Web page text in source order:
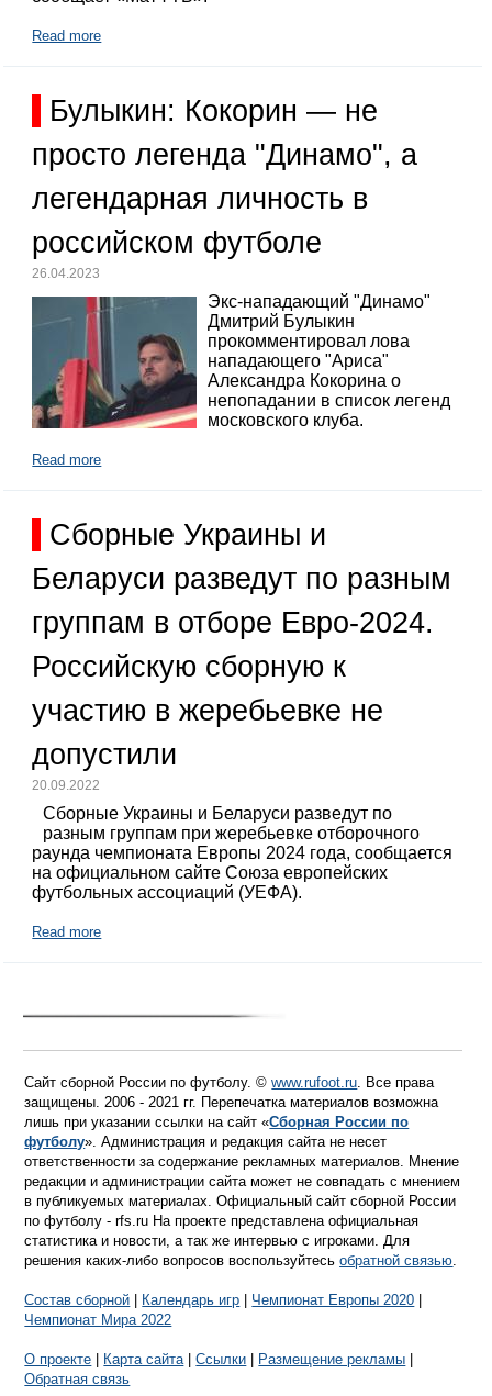
Read more
Булыкин: Кокорин — не
просто легенда "Динамо", а
легендарная личность в
российском футболе
26.04.2023
Экс-нападающий "Динамо"
Дмитрий Булыкин
прокомментировал лова
нападающего "Ариса"
Александра Кокорина о
непопадании в список легенд
московского клуба.
Read more
Сборные Украины и
Беларуси разведут по разным
группам в отборе Евро-2024.
Российскую сборную к
участию в жеребьевке не
допустили
20.09.2022
Сборные Украины и Беларуси разведут по
разным группам при жеребьевке отборочного
раунда чемпионата Европы 2024 года, сообщается
на официальном сайте Союза европейских
футбольных ассоциаций (УЕФА).
Read more
Сайт сборной России по футболу. ©www.rufoot.ru. Все права
защищены. 2006 - 2021 гг. Перепечатка материалов возможна
лишь при указании ссылки на сайт «Сборная России по
футболу». Администрация и редакция сайта не несет
ответственности за содержание рекламных материалов. Мнение
редакции и администрации сайта может не совпадать с мнением
в публикуемых материалах. Официальный сайт сборной России
по футболу - rfs.ru На проекте представлена официальная
статистика и новости, а так же интервью с игроками. Для
решения каких-либо вопросов воспользуйтесьобратной связью.
Состав сборной Календарь игр Чемпионат Европы 2020
Чемпионат Мира 2022
О проекте Карта сайта|Ссылки Размещение рекламы
Обратная связь